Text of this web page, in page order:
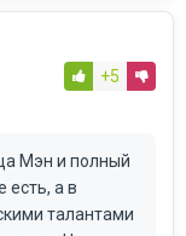
+5
Мэн и полный
есть, а в
талантами